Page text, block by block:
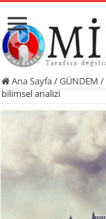
Ana Sayfa/GÜNDEM /
bilimsel analizi